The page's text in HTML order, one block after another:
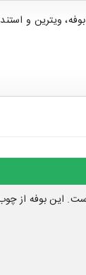
بوفه، ویترین و استند